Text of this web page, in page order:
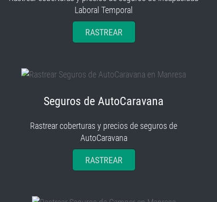
RASTREAR
Rastrear coberturas y precios de seguros de
AutoCaravana
RASTREAR